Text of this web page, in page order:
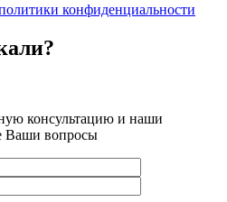
конфиденциальности
консультацию и наши
Ваши вопросы